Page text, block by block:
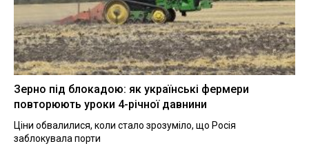
Зерно під блокадою: як українські фермери
повторюють уроки 4-річної давнини
Ціни обвалилися, коли стало зрозуміло, що Росія
заблокувала порти